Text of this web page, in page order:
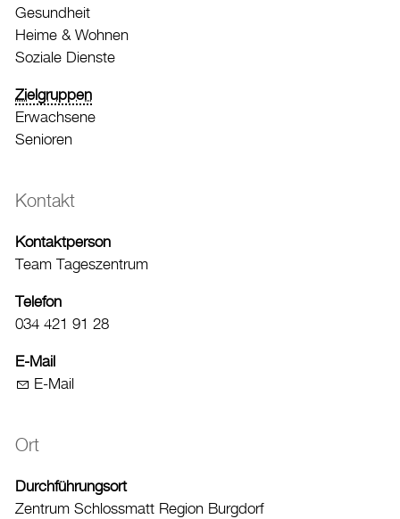
Gesundheit
Heime & Wohnen
Soziale Dienste
Zielgruppen
Erwachsene
Senioren
Kontakt
Kontaktperson
Team Tageszentrum
Telefon
034 421 91 28
E-Mail
E-Mail
Ort
Durchführungsort
Zentrum Schlossmatt Region Burgdorf